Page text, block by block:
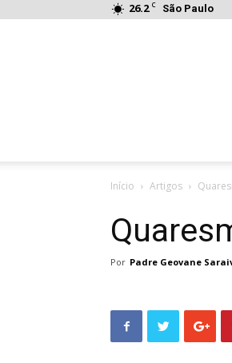
26.2 C São Paulo
Início Artigos
Por Padre Geovane